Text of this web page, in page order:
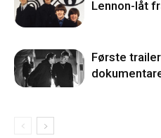
Lennon-låt
Første